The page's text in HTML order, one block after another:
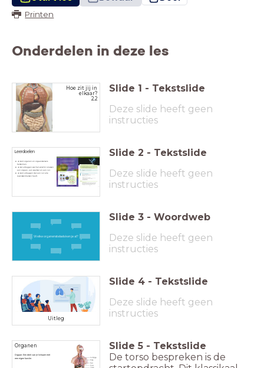
Printen
Onderdelen in deze les
Hoe zit jij in
elkaar?
2.2
Slide 1 - Tekstslide
Deze slide heeft geen
instructies
Leerdoelen
Je kunt organen en orgaanstelsels
herkennen.
Je kut uitleggen wat het verschil is tussen
een orgaan, een weefsel en een cel.
Je kunt uitleggen dat een cel alle
levenskenmerken heeft.
Slide 2 - Tekstslide
Deze slide heeft geen
instructies
Welke organenstelsels ken je al?
Slide 3 - Woordweb
Deze slide heeft geen
instructies
Uitleg
Slide 4 - Tekstslide
Deze slide heeft geen
instructies
Organen
Orgaan: Een deel van je lichaam met
een eigen functie.
Slide 5 - Tekstslide
De torso bespreken is de